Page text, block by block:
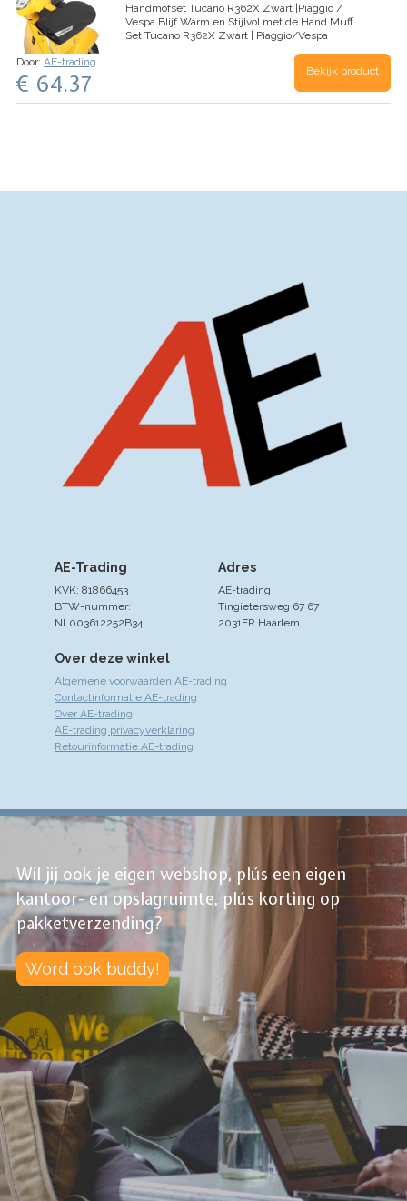
Handmofset Tucano R362X Zwart |Piaggio /
Vespa Blijf Warm en Stijlvol met de Hand Muff
Set Tucano R362X Zwart | Piaggio/Vespa
Urbano in strak zwart - het perfecte accessoire
Door: AE-trading
€ 64.37 Bekijk product
Over deze winkel
Algemene voorwaarden AE-trading
Contactinformatie AE-trading
Over AE-trading
AE-trading privacyverklaring
Retourinformatie AE-trading
Adres
AE-trading
Tingietersweg 67 67
2031ER Haarlem
AE-Trading
KVK: 81866453
BTW-nummer:
NL003612252B34
Wil jij ook je eigen webshop, plús een eigen
kantoor- en opslagruimte, plús korting op
pakketverzending?
Word ook buddy!